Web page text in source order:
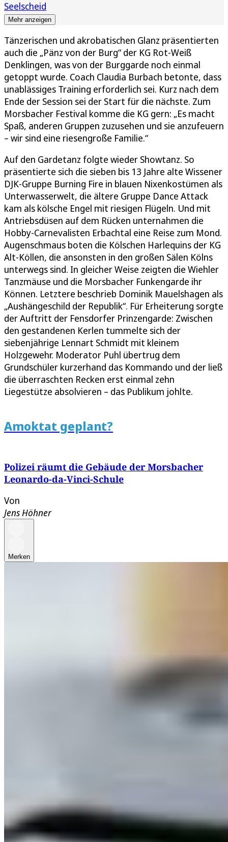
Seelscheid
Mehr anzeigen
Tänzerischen und akrobatischen Glanz präsentierten
auch die „Pänz von der Burg“ der KG Rot-Weiß
Denklingen, was von der Burggarde noch einmal
getoppt wurde. Coach Claudia Burbach betonte, dass
unablässiges Training erforderlich sei. Kurz nach dem
Ende der Session sei der Start für die nächste. Zum
Morsbacher Festival komme die KG gern: „Es macht
Spaß, anderen Gruppen zuzusehen und sie anzufeuern
– wir sind eine riesengroße Familie.“
Auf den Gardetanz folgte wieder Showtanz. So
präsentierte sich die sieben bis 13 Jahre alte Wissener
DJK-Gruppe Burning Fire in blauen Nixenkostümen als
Unterwasserwelt, die ältere Gruppe Dance Attack
kam als kölsche Engel mit riesigen Flügeln. Und mit
Antriebsdüsen auf dem Rücken unternahmen die
Hobby-Carnevalisten Erbachtal eine Reise zum Mond.
Augenschmaus boten die Kölschen Harlequins der KG
Alt-Köllen, die ansonsten in den großen Sälen Kölns
unterwegs sind. In gleicher Weise zeigten die Wiehler
Tanzmäuse und die Morsbacher Funkengarde ihr
Können. Letztere beschrieb Dominik Mauelshagen als
„Aushängeschild der Republik“. Für Erheiterung sorgte
der Auftritt der Fensdorfer Prinzengarde: Zwischen
den gestandenen Kerlen tummelte sich der
siebenjährige Lennart Schmidt mit kleinem
Holzgewehr. Moderator Puhl übertrug dem
Grundschüler kurzerhand das Kommando und der ließ
die überraschten Recken erst einmal zehn
Liegestütze absolvieren – das Publikum johlte.
Amoktat geplant?
Polizei räumt die Gebäude der Morsbacher
Leonardo-da-Vinci-Schule
Von
Jens Höhner
Merken